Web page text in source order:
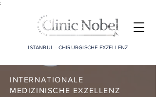
;
ISTANBUL - CHIRURGISCHE EXZELLENZ
INTERNATIONALE
MEDIZINISCHE EXZELLENZ